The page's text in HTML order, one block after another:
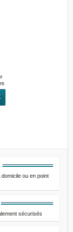
ou en point
sécurisés